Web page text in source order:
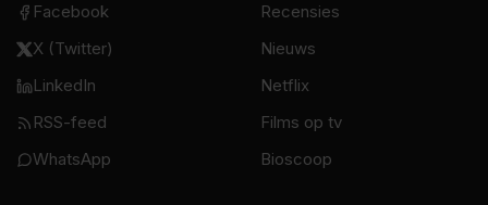
Facebook
X (Twitter)
LinkedIn
RSS-feed
WhatsApp
Recensies
Nieuws
Netflix
Films op tv
Bioscoop